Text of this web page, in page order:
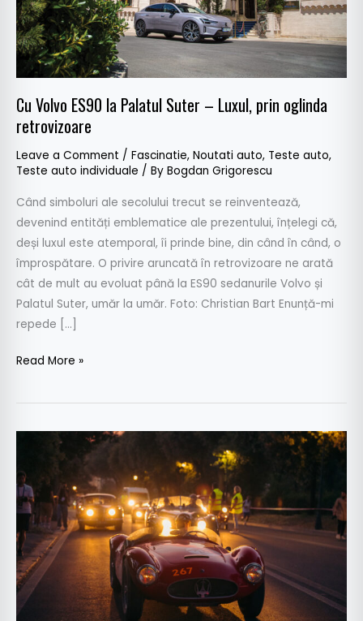
Cu Volvo ES90 la Palatul Suter – Luxul, prin oglinda
retrovizoare
Leave a Comment / Fascinatie, Noutati auto, Teste auto,
Teste auto individuale / By Bogdan Grigorescu
Când simboluri ale secolului trecut se reinventează,
devenind entități emblematice ale prezentului, înțelegi că,
deși luxul este atemporal, îi prinde bine, din când în când, o
împrospătare. O privire aruncată în retrovizoare ne arată
cât de mult au evoluat până la ES90 sedanurile Volvo și
Palatul Suter, umăr la umăr. Foto: Christian Bart Enunță-mi
repede […]
Luxul,
prin
oglinda
retrovizoare
Read More »
de
Maserati
Mille
Miglia